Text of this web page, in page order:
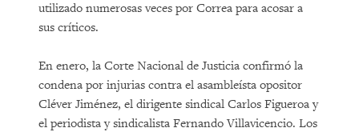
utilizado numerosas veces por Correa para acosar a
sus críticos.
En enero, la Corte Nacional de Justicia confirmó la
condena por injurias contra el asambleísta opositor
Cléver Jiménez, el dirigente sindical Carlos Figueroa y
el periodista y sindicalista Fernando Villavicencio. Los